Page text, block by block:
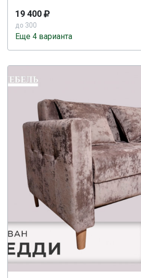
19 400
до 300
Еще 4 варианта